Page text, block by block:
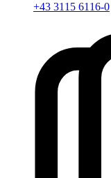
+43 3115 6116-0